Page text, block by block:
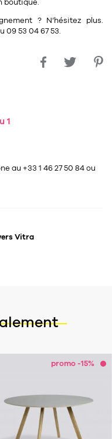
boutique.
? N’hésitez plus.
09 53 04 67 53.
1
au +33 1 46 27 50 84ou
Vitra
promo -15%